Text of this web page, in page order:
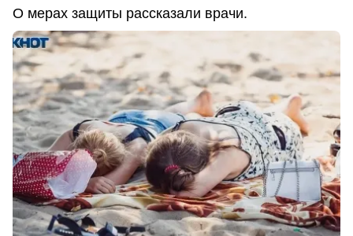
О мерах защиты рассказали врачи.